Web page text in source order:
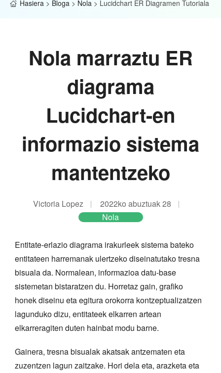
Hasiera > Bloga > Nola > Lucidchart ER Diagramen Tutoriala
Nola marraztu ER
diagrama
Lucidchart-en
informazio sistema
mantentzeko
Victoria Lopez
2022ko abuztuak 28
Nola
Entitate-erlazio diagrama irakurleek sistema bateko
entitateen harremanak ulertzeko diseinatutako tresna
bisuala da. Normalean, informazioa datu-base
sistemetan bistaratzen du. Horretaz gain, grafiko
honek diseinu eta egitura orokorra kontzeptualizatzen
lagunduko dizu, entitateek elkarren artean
elkarreragiten duten hainbat modu barne.
Gainera, tresna bisualak akatsak antzematen eta
zuzentzen lagun zaitzake. Hori dela eta, arazketa eta